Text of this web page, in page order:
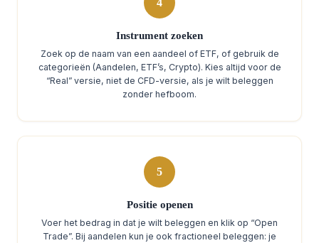
4
Instrument zoeken
Zoek op de naam van een aandeel of ETF, of gebruik de
categorieën (Aandelen, ETF’s, Crypto). Kies altijd voor de
“Real” versie, niet de CFD-versie, als je wilt beleggen
zonder hefboom.
5
Positie openen
Voer het bedrag in dat je wilt beleggen en klik op “Open
Trade”. Bij aandelen kun je ook fractioneel beleggen: je